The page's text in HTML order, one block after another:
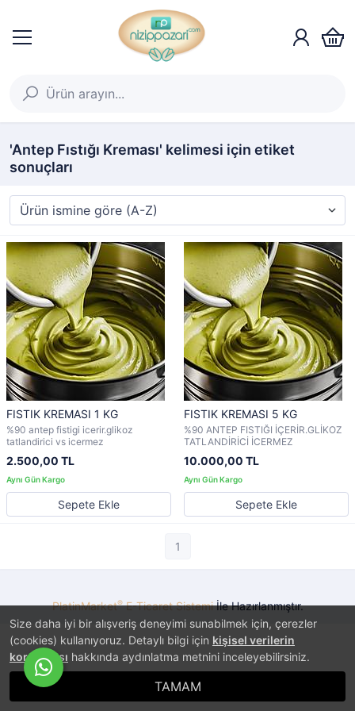
Size daha iyi bir alışveriş deneyimi sunabilmek için, çerezler
(cookies) kullanıyoruz. Detaylı bilgi için kişisel verilerin
korunması hakkında aydınlatma metnini inceleyebilirsiniz.
TAMAM
'Antep Fıstığı Kreması' kelimesi için etiket
sonuçları
FISTIK KREMASI 1 KG
%90 antep fistigi icerir.glikoz
tatlandirici vs icermez
2.500,00 TL
Sepete Ekle
FISTIK KREMASI 5 KG
%90 ANTEP FISTIĞI İÇERİR.GLİKOZ
TATLANDİRİCİ İCERMEZ
10.000,00 TL
Sepete Ekle
1
PlatinMarket®E-Ticaret Sistemiİle Hazırlanmıştır.